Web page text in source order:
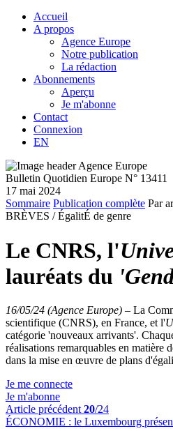
Accueil
A propos
Agence Europe
Notre publication
La rédaction
Abonnements
Aperçu
Je m'abonne
Contact
Connexion
EN
Bulletin Quotidien Europe N° 13411
17 mai 2024
Sommaire Publication complète Par
BRÈVES / ÉgalitÉ de genre
Le CNRS, l'
lauréats du
16/05/24 (Agence Europe) – La
scientifique (CNRS), en France, et l'
catégorie 'nouveaux arrivants'.
réalisations remarquables en matière
dans la mise en œuvre de plans
Je me connecte
Je m'abonne
Article précédent 20/24
ÉCONOMIE : le Luxembourg